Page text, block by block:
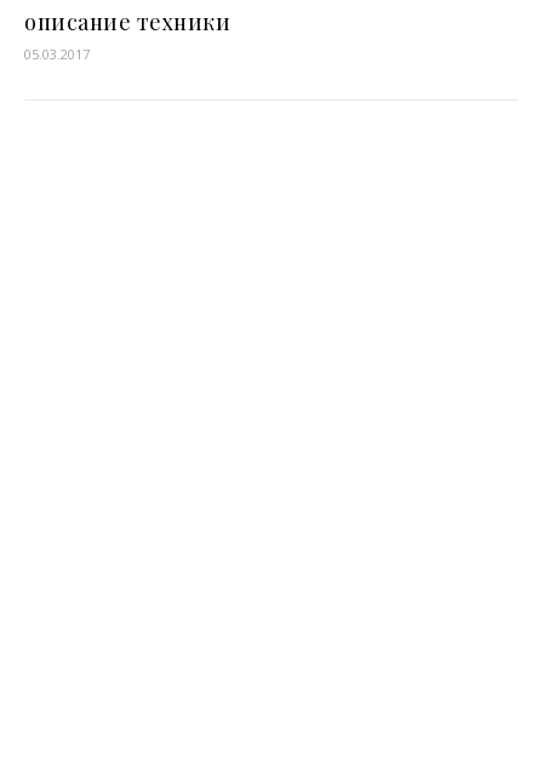
описание техники
05.03.2017